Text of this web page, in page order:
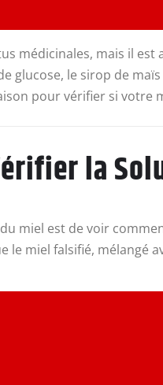
médicinales, mais il
glucose, le sirop de
pour vérifier si
la
miel est de voir
le miel falsifié, mélangé